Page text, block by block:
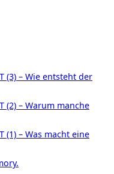
(3) – Wie entsteht der
(2) – Warum manche
(1) – Was macht eine